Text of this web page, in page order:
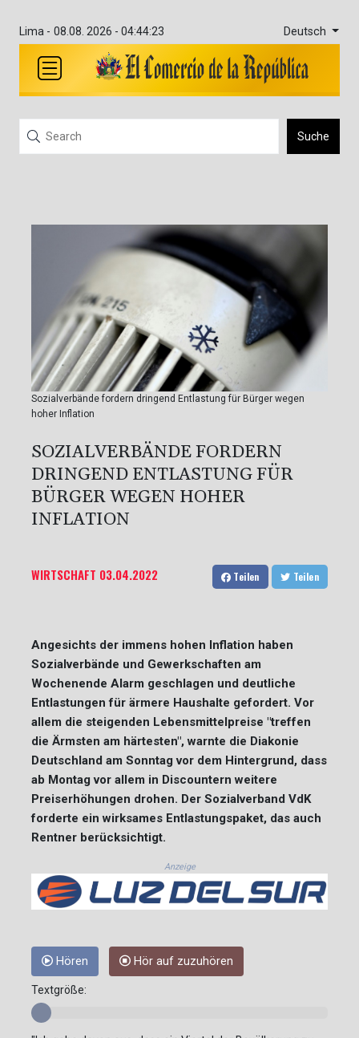
Lima - 08.08. 2026 - 04:44:23 Deutsch
Suche
Sozialverbände fordern dringend Entlastung für Bürger wegen
hoher Inflation
SOZIALVERBÄNDE FORDERN
DRINGEND ENTLASTUNG FÜR
BÜRGER WEGEN HOHER
INFLATION
WIRTSCHAFT 03.04.2022 Teilen Teilen
Angesichts der immens hohen Inflation haben
Sozialverbände und Gewerkschaften am
Wochenende Alarm geschlagen und deutliche
Entlastungen für ärmere Haushalte gefordert. Vor
allem die steigenden Lebensmittelpreise "treffen
die Ärmsten am härtesten", warnte die Diakonie
Deutschland am Sonntag vor dem Hintergrund, dass
ab Montag vor allem in Discountern weitere
Preiserhöhungen drohen. Der Sozialverband VdK
forderte ein wirksames Entlastungspaket, das auch
Rentner berücksichtigt.
Anzeige
Hören Hör auf zuzuhören
Textgröße: